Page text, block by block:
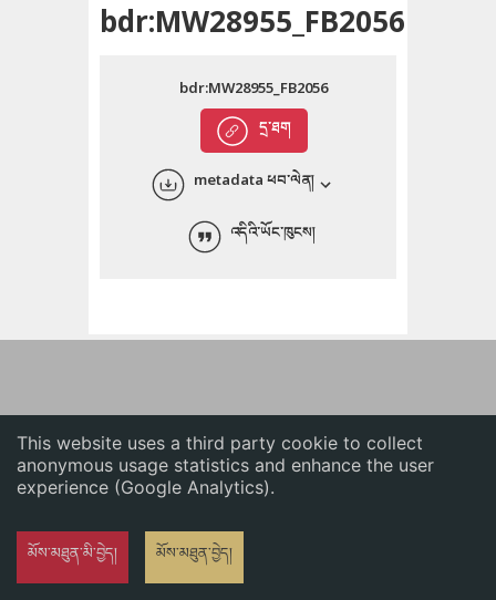
This website uses a third party cookie to collect
anonymous usage statistics and enhance the user
experience (Google Analytics).
མོས་མཐུན་མི་བྱེད། མོས་མཐུན་བྱེད།
English
ភាសាខ្មែរ
bdr:MW28955_FB2056
དྲ་ཐག
bdr:MW28955_FB2056
metadata ཕབ་ལེན།
འདིའི་ཡོང་ཁུངས།